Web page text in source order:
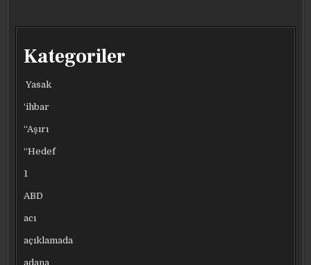
Kategoriler
Yasak
‘ihbar
“Aşırı
“Hedef
1
ABD
acı
açıklamada
adana